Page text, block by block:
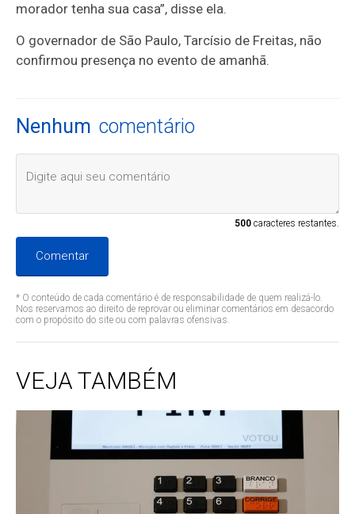
morador tenha sua casa”, disse ela.
O governador de São Paulo, Tarcísio de Freitas, não
confirmou presença no evento de amanhã.
Nenhum comentário
500caracteres restantes.
Comentar
* O conteúdo de cada comentário é de responsabilidade de quem realizá-lo.
Nos reservamos ao direito de reprovar ou eliminar comentários em desacordo
com o propósito do site ou com palavras ofensivas.
VEJA TAMBÉM